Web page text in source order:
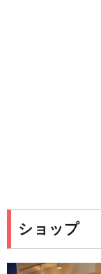
ショップ